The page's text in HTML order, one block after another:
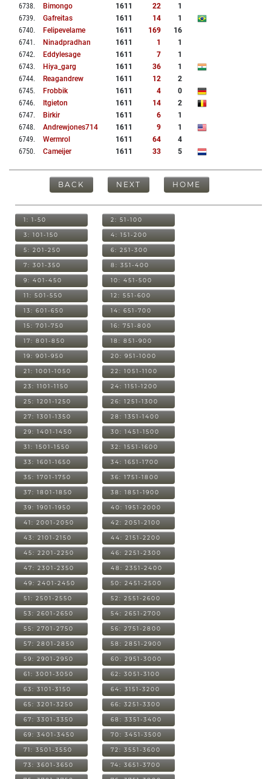
6738. Bimongo 1611 22
1
6739. Gafreitas 1611 14
1
6740. Felipevelame 1611 169
16
6741 . Ninadpradhan 1611 1
1
6742. Eddylesage 1611 7
1
6743. Hiya_garg 1611 36
1
6744. Reagandrew 1611 12
2
6745. Frobbik 1611 4
0
6746. Itgieton 1611 14
2
6747. Birkir 1611 6
1
6748. Andrewjones714 1611 9
1
6749. Wermrol 1611 64
4
6750. Cameijer 1611 33 5
BACK NEXT HOME
1: 1-50 2: 51-100
3: 101-150 4: 151-200
5: 201-250 6: 251-300
7: 301-350 8: 351-400
9: 401-450 10: 451-500
11: 501-550 12: 551-600
13: 601-650 14: 651-700
15: 701-750 16: 751-800
17: 801-850 18: 851-900
19: 901-950 20: 951-1000
21: 1001-1050 22: 1051-1100
23: 1101-1150 24: 1151-1200
25: 1201-1250 26: 1251-1300
27: 1301-1350 28: 1351-1400
29: 1401-1450 30: 1451-1500
31: 1501-1550 32: 1551-1600
33: 1601-1650 34: 1651-1700
35: 1701-1750 36: 1751-1800
37: 1801-1850 38: 1851-1900
39: 1901-1950 40: 1951-2000
41: 2001-2050 42: 2051-2100
43: 2101-2150 44: 2151-2200
45: 2201-2250 46: 2251-2300
47: 2301-2350 48: 2351-2400
49: 2401-2450 50: 2451-2500
51: 2501-2550 52: 2551-2600
53: 2601-2650 54: 2651-2700
55: 2701-2750 56: 2751-2800
57: 2801-2850 58: 2851-2900
59: 2901-2950 60: 2951-3000
61: 3001-3050 62: 3051-3100
63: 3101-3150 64: 3151-3200
65: 3201-3250 66: 3251-3300
67: 3301-3350 68: 3351-3400
69: 3401-3450 70: 3451-3500
71: 3501-3550 72: 3551-3600
73: 3601-3650 74: 3651-3700